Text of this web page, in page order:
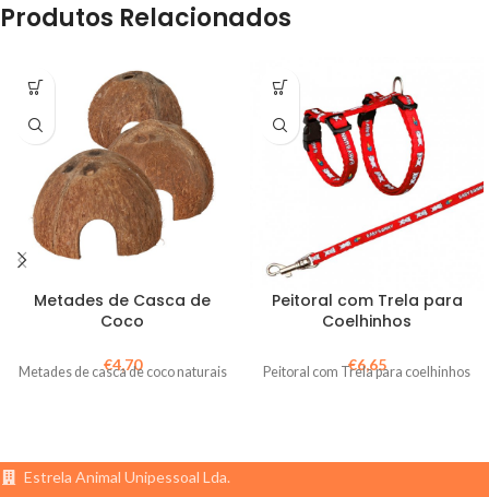
Produtos Relacionados
Metades de Casca de
Coco
€4,70
Metades de casca de coco naturais
Peitoral com Trela para
Coelhinhos
€6,65
Peitoral com Trela para coelhinhos
Estrela Animal Unipessoal Lda.